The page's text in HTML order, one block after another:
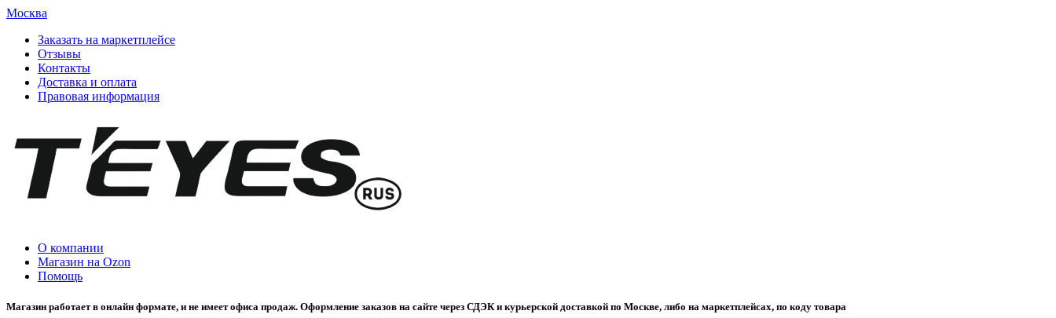
Москва
Заказать на маркетплейсе
Отзывы
Контакты
Доставка и оплата
Правовая информация
О компании
Магазин на Ozon
Помощь
Магазин работает в онлайн формате, и не имеет офиса продаж. Оформление заказов на сайте через СДЭК и курьерской доставкой по Москве, либо на маркетплейсах, по коду товара